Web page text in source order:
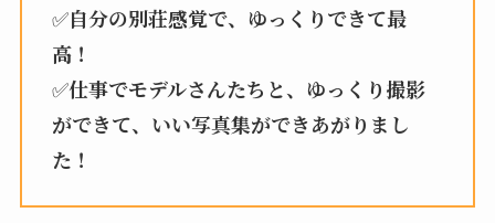
✅自分の別荘感覚で、ゆっくりできて最
高！
✅仕事でモデルさんたちと、ゆっくり撮影
ができて、いい写真集ができあがりまし
た！